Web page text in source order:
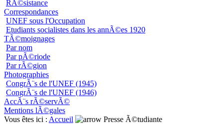
RÃ©sistance
Correspondances
UNEF sous l'Occupation
Etudiants socialistes dans les annÃ©es 1920
TÃ©moignages
Par nom
Par pÃ©riode
Par rÃ©gion
Photographies
CongrÃ¨s de l'UNEF (1945)
CongrÃ¨s de l'UNEF (1946)
AccÃ¨s rÃ©servÃ©
Mentions lÃ©gales
Vous êtes ici : Accueil Presse Ã©tudiante